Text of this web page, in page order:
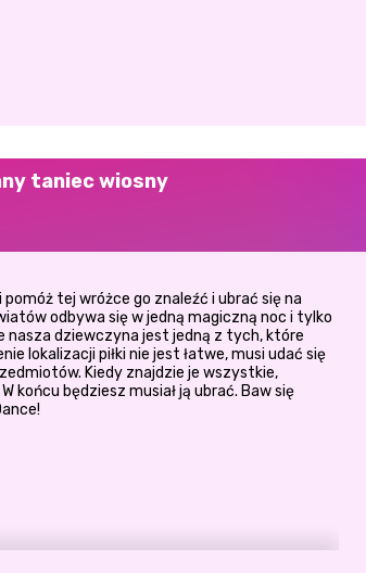
taniec wiosny
tej wróżce go znaleźć i ubrać się na
odbywa się w jedną magiczną noc i tylko
nasza dziewczyna jest jedną z tych, które
lokalizacji piłki nie jest łatwe, musi udać się
Kiedy znajdzie je wszystkie,
końcu będziesz musiał ją ubrać. Baw się